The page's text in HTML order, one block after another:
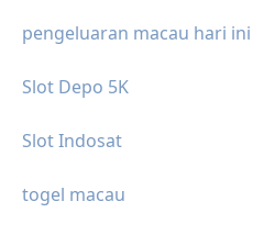
pengeluaran macau hari ini
Slot Depo 5K
Slot Indosat
togel macau